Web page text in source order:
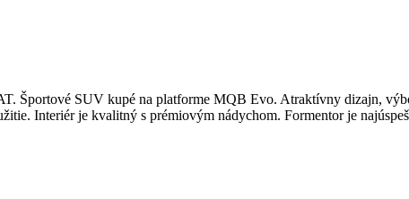
Športové SUV kupé na platforme MQB Evo. Atraktívny dizajn,
Interiér je kvalitný s prémiovým nádychom. Formentor je